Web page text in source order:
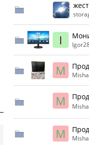
I
M
M
M